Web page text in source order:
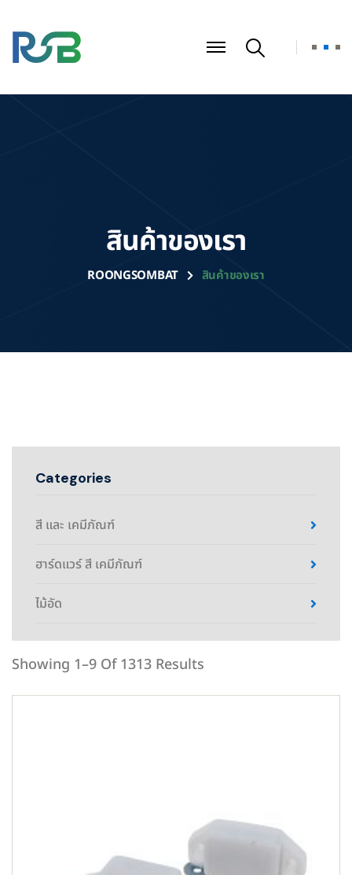
สินค้าของเรา
ROONGSOMBAT สินค้าของเรา
Categories
สี และ เคมีภัณฑ์
ฮาร์ดแวร์ สี เคมีภัณฑ์
ไม้อัด
Showing 1–9 Of 1313 Results